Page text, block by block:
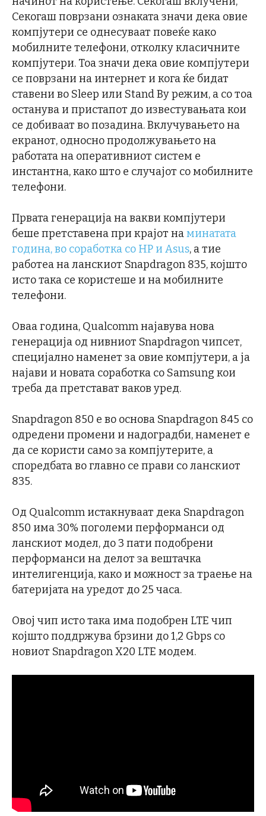
Секогаш поврзани ознаката значи дека овие
компјутери се однесуваат повеќе како
мобилните телефони, отколку класичните
компјутери. Тоа значи дека овие компјутери
се поврзани на интернет и кога ќе бидат
ставени во Sleep или Stand By режим, а со тоа
останува и пристапот до известувањата кои
се добиваат во позадина. Вклучувањето на
екранот, односно продолжувањето на
работата на оперативниот систем е
инстантна, како што е случајот со мобилните
телефони.
Првата генерација на вакви компјутери
беше претставена при крајот наминатата
година, во соработка со HP и Asus, а тие
работеа на ланскиот Snapdragon 835, којшто
исто така се користеше и на мобилните
телефони.
Оваа година, Qualcomm најавува нова
генерација од нивниот Snapdragon чипсет,
специјално наменет за овие компјутери, а ја
најави и новата соработка со Samsung кои
треба да претстават ваков уред.
Snapdragon 850 е во основа Snapdragon 845 со
одредени промени и надоградби, наменет е
да се користи само за компјутерите, а
споредбата во главно се прави со ланскиот
835.
Од Qualcomm истакнуваат дека Snapdragon
850 има 30% поголеми перформанси од
ланскиот модел, до 3 пати подобрени
перформанси на делот за вештачка
интелигенција, како и можност за траење на
батеријата на уредот до 25 часа.
Овој чип исто така има подобрен LTE чип
којшто поддржува брзини до 1,2 Gbps со
новиот Snapdragon X20 LTE модем.